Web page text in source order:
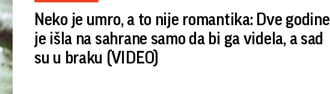
Neko je umro, a to nije romantika: Dve godine
je išla na sahrane samo da bi ga videla, a sad
su u braku (VIDEO)